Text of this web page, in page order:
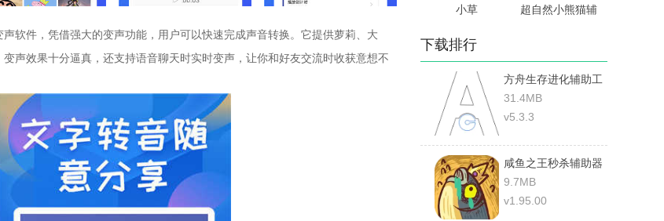
软件，凭借强大的变声功能，用户可以快速完成声音转换。它提供萝莉、大
声效果十分逼真，还支持语音聊天时实时变声，让你和好友交流时收获意想不
小草
超自然小熊猫辅
下载排行
方舟生存进化辅助工
具
31.4MB
v5.3.3
咸鱼之王秒杀辅助器
免费版
9.7MB
v1.95.00